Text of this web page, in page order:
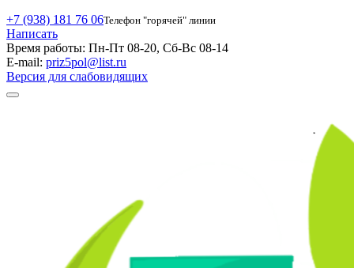
+7 (938) 181 76 06Телефон "горячей" линии
Написать
Время работы: Пн-Пт 08-20, Сб-Вс 08-14
E-mail: priz5pol@list.ru
Версия для слабовидящих